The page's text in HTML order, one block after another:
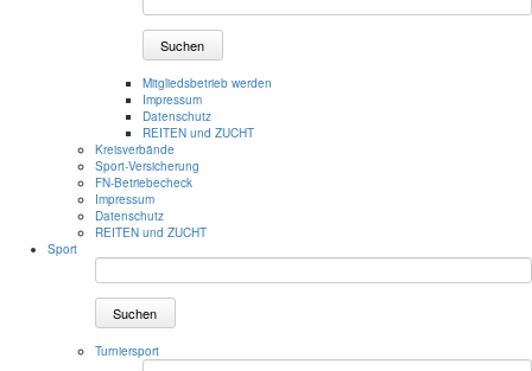
Suchen
Mitgliedsbetrieb werden
Impressum
Datenschutz
REITEN und ZUCHT
Kreisverbände
Sport-Versicherung
FN-Betriebecheck
Impressum
Datenschutz
REITEN und ZUCHT
Sport
Suchen
Turniersport